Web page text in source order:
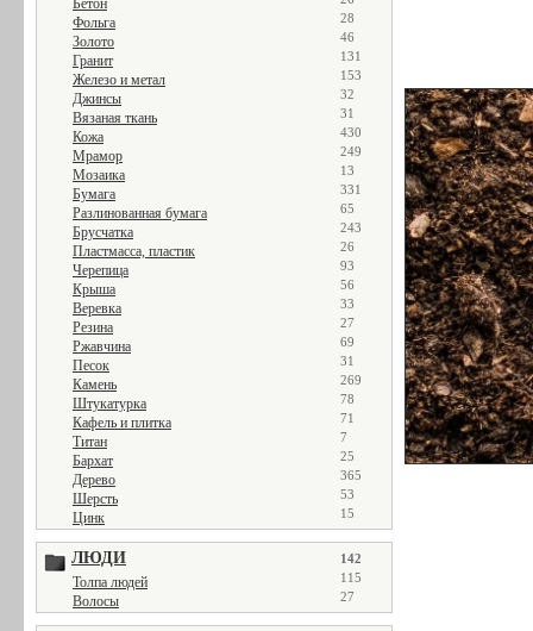
Бетон
Фольга 28
Золото 46
Гранит 131
Железо и метал 153
Джинсы 32
Вязаная ткань 31
Кожа 430
Мрамор 249
Мозаика 13
Бумага 331
Разлинованная бумага 65
Брусчатка 243
Пластмасса, пластик 26
Черепица 93
Крыша 56
Веревка 33
Резина 27
Ржавчина 69
Песок 31
Камень 269
Штукатурка 78
Кафель и плитка 71
Титан 7
Бархат 25
Дерево 365
Шерсть 53
Цинк 15
ЛЮДИ 142
Толпа людей 115
Волосы 27